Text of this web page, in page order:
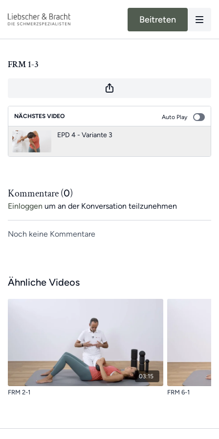
Beitreten
FRM 1-3
NÄCHSTES VIDEO Auto Play
EPD 4 - Variante 3
Kommentare (0)
Einloggen um an der Konversation teilzunehmen
Noch keine Kommentare
Ähnliche Videos
03:15
FRM 2-1 FRM 6-1